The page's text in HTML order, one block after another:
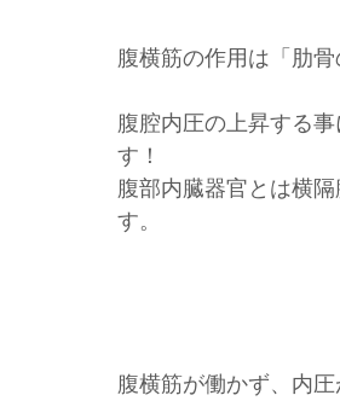
腹横筋の作用は「肋
腹腔内圧の上昇する
す！
腹部内臓器官とは横
す。
腹横筋が働かず、内